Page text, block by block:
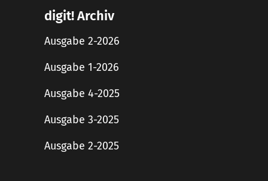
digit! Archiv
Ausgabe 2-2026
Ausgabe 1-2026
Ausgabe 4-2025
Ausgabe 3-2025
Ausgabe 2-2025